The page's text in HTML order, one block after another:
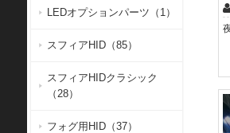
LEDオプションパーツ（1）
スフィアHID（85）
スフィアHIDクラシック
（28）
フォグ用HID（37）